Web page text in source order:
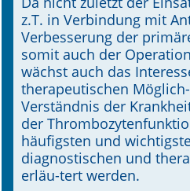
Autoren-Service
Bestell-Service
Stellenmarkt
Kongresskalender
z.T. in Verbindung mit
Verbesserung der
somit auch der
wächst auch das
therapeutischen
Verständnis der
der
häufigsten und
diagnostischen und
erläu-tert werden.